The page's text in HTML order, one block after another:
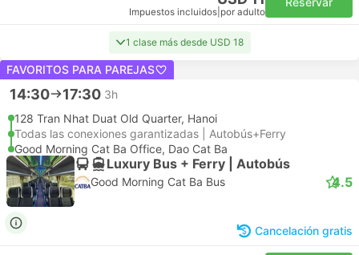
Impuestos incluidos por adulto
1 clase más desde USD 18
FAVORITOS PARA PAREJAS
14:30 17:30 3h
128 Tran Nhat Duat Old Quarter, Hanoi
Todas las conexiones garantizadas | Autobús+Ferry
Good Morning Cat Ba Office, Dao Cat Ba
Luxury Bus + Ferry | Autobús
Good Morning Cat Ba Bus 4.5
Cancelación gratis